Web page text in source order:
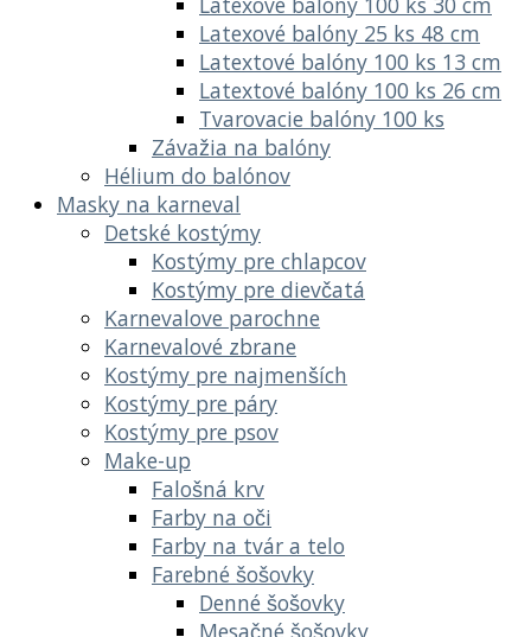
Latexové balóny 25 ks 48 cm
Latextové balóny 100 ks 13 cm
Latextové balóny 100 ks 26 cm
Tvarovacie balóny 100 ks
Závažia na balóny
Hélium do balónov
Masky na karneval
Detské kostýmy
Kostýmy pre chlapcov
Kostýmy pre dievčatá
Karnevalove parochne
Karnevalové zbrane
Kostýmy pre najmenších
Kostýmy pre páry
Kostýmy pre psov
Make-up
Falošná krv
Farby na oči
Farby na tvár a telo
Farebné šošovky
Denné šošovky
Mesačné šošovky